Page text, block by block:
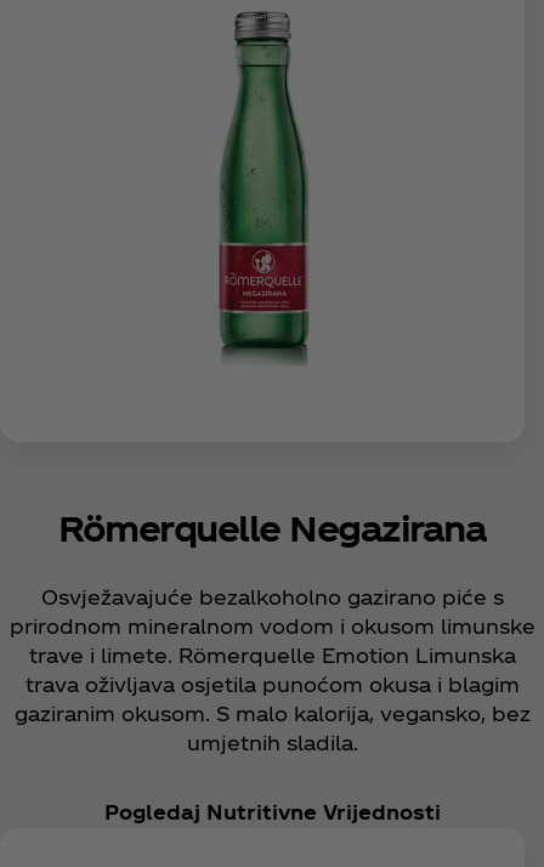
Römerquelle Negazirana
Osvježavajuće bezalkoholno gazirano piće s
prirodnom mineralnom vodom i okusom limunske
trave i limete. Römerquelle Emotion Limunska
trava oživljava osjetila punoćom okusa i blagim
gaziranim okusom. S malo kalorija, vegansko, bez
umjetnih sladila.
Pogledaj Nutritivne Vrijednosti